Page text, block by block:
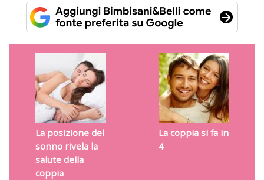
La posizione del
sonno rivela la
salute della
coppia
La coppia si fa in
4